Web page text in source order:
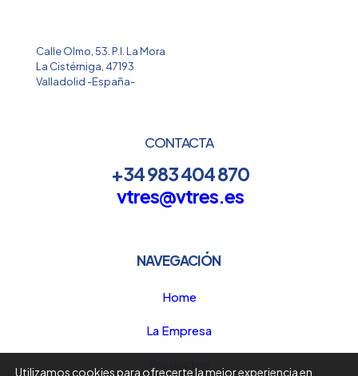
Calle Olmo, 53. P.I. La Mora
La Cistérniga, 47193
Valladolid -España-
CONTACTA
+34 983 404 870
vtres@vtres.es
NAVEGACIÓN
Home
La Empresa
Utilizamos cookies para ofrecerte la mejor experiencia en